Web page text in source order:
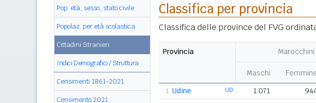
Pop. età, sesso, stato civile
Popolaz. per età scolastica
Cittadini Stranieri
Indici Demografici / Struttura
Censimenti 1861-2021
Censimento 2021
Classifica per provincia
Classifica delle province del FVG
Provincia Marocchini
Maschi
1. UD
Udine 1.071